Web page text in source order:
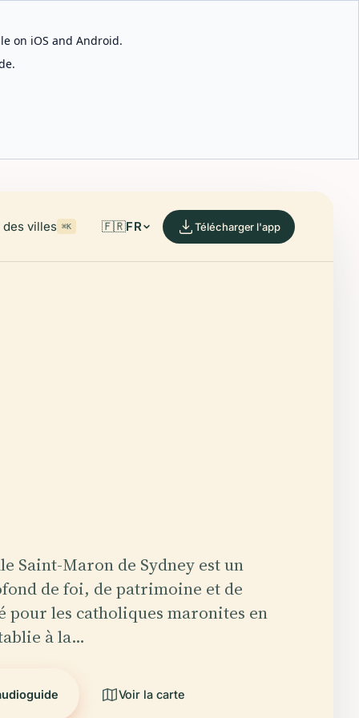
on iOS and Android.
villes ⌘K 🇫🇷FR Télécharger l'app
Saint-Maron de Sydney est un
de foi, de patrimoine et de
pour les catholiques maronites en
à la…
Voir la carte